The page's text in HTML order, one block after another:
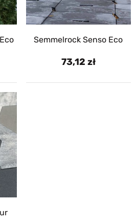
Semmelrock Senso Eco
73,12